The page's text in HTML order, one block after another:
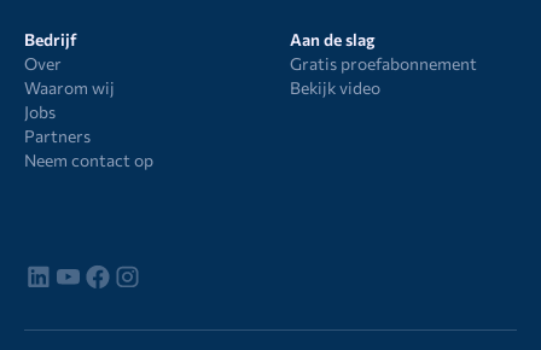
Bedrijf
Over
Waarom wij
Jobs
Partners
Neem contact op
Aan de slag
Gratis proefabonnement
Bekijk video